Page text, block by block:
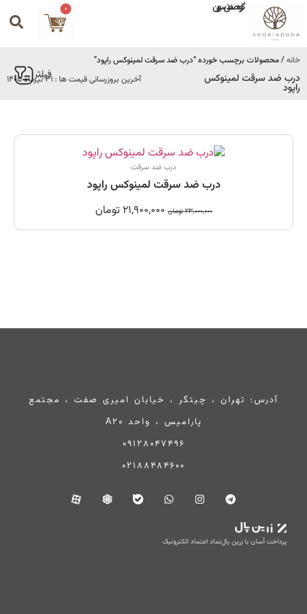
گروه صنعتی سورین 0
خانه/ محصولات برچسب خورده “درب ضد سرقت لمینوکس راپود”
فیلتر درب ضد سرقت لمینوکس
راپود
آخرین بروزرسانی قیمت ها : 31 تیرماه 1405
درب ضد سرقت
درب ضد سرقت لمینوکس راپود
23,000,000 تومان 21,900,000 تومان
آدرس: تهران ، چیتگر ، خیابان امیری صفت ، مجتمع
پارامیس ، واحد A20
09128047496
02188484600
پرداخت آسان با زرین پالنماد اعتماد الکترونیک